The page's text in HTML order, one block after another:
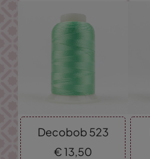
Decobob 523
€13, 50